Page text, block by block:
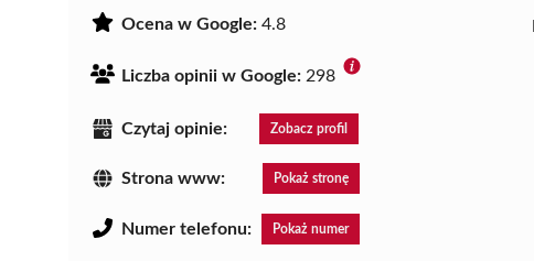
Ocena w Google: 4.8
Liczba opinii w Google: 298
Czytaj opinie: Zobacz profil
Strona www: Pokaż stronę
Numer telefonu: Pokaż numer